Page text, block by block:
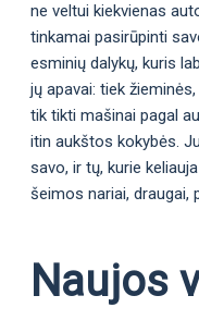
ne veltui kiekvienas
tinkamai pasirūpinti
esminių dalykų, kuris
jų apavai: tiek
tik tikti mašinai pagal
itin aukštos kokybės.
savo, ir tų, kurie
šeimos nariai, draugai,
Naujos